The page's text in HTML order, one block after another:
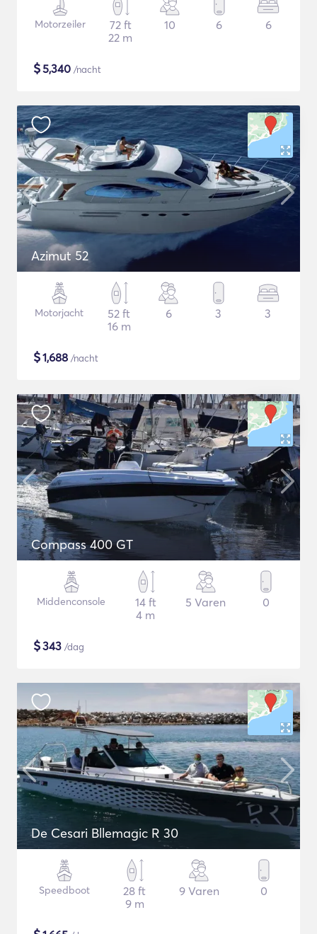
Motorzeiler
72 ft
22 m
10 6 6
$5,340 /nacht
Azimut 52
Motorjacht
52 ft
16 m
6 3 3
$1,688 /nacht
Compass 400 GT
Middenconsole
14 ft
4 m
5 Varen 0
$343 /dag
De Cesari Bllemagic R 30
Speedboot
28 ft
9 m
9 Varen 0